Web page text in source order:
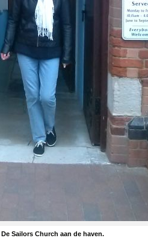
Sailors Church aan de haven.